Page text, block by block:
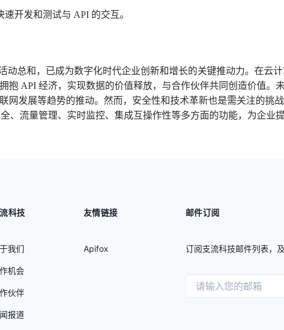
速开发和测试与 API 的交互。
动总和，已成为数字化时代企业创新和增长的关键推动力。在云
抱 API 经济，实现数据的价值释放，与合作伙伴共同创造价值。
网发展等趋势的推动。然而，安全性和技术革新也是需关注的挑
、流量管理、实时监控、集成互操作性等多方面的功能，为企业
科技
我们
机会
伙伴
报道
友情链接
Apifox
邮件订阅
订阅支流科技邮件列表，